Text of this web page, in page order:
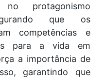
no protagonismo
que os
competências e
para a vida em
a importância de
garantindo que